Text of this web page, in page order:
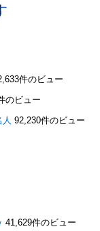
件のビュー
のビュー
92,230件のビュー
41,629件のビュー